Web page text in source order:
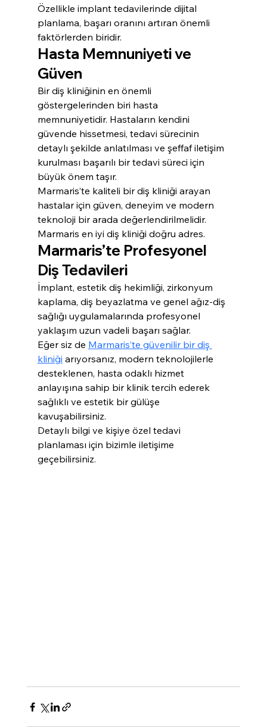
Özellikle implant tedavilerinde dijital
planlama, başarı oranını artıran önemli
faktörlerden biridir.
Hasta Memnuniyeti ve
Güven
Bir diş kliniğinin en önemli
göstergelerinden biri hasta
memnuniyetidir. Hastaların kendini
güvende hissetmesi, tedavi sürecinin
detaylı şekilde anlatılması ve şeffaf iletişim
kurulması başarılı bir tedavi süreci için
büyük önem taşır.
Marmaris’te kaliteli bir diş kliniği arayan
hastalar için güven, deneyim ve modern
teknoloji bir arada değerlendirilmelidir.
Marmaris en iyi diş kliniği doğru adres.
Marmaris’te Profesyonel
Diş Tedavileri
İmplant, estetik diş hekimliği, zirkonyum
kaplama, diş beyazlatma ve genel ağız-diş
sağlığı uygulamalarında profesyonel
yaklaşım uzun vadeli başarı sağlar.
Eğer siz de Marmaris’te güvenilir bir diş
kliniği arıyorsanız, modern teknolojilerle
desteklenen, hasta odaklı hizmet
anlayışına sahip bir klinik tercih ederek
sağlıklı ve estetik bir gülüşe
kavuşabilirsiniz.
Detaylı bilgi ve kişiye özel tedavi
planlaması için bizimle iletişime
geçebilirsiniz.